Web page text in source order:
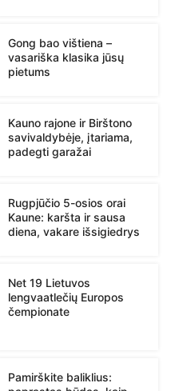
Gong bao vištiena –
vasariška klasika jūsų
pietums
Kauno rajone ir Birštono
savivaldybėje, įtariama,
padegti garažai
Rugpjūčio 5-osios orai
Kaune: karšta ir sausa
diena, vakare išsigiedrys
Net 19 Lietuvos
lengvaatlečių Europos
čempionate
Pamirškite baliklius: